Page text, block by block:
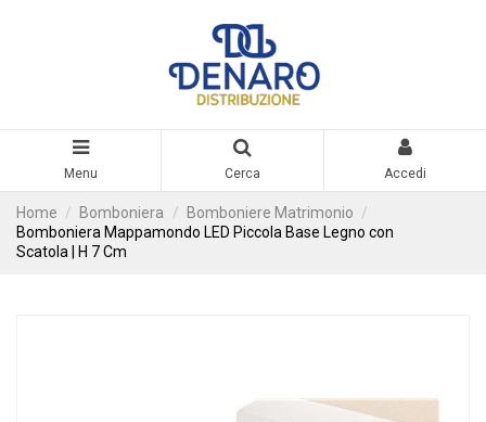
Menu Cerca Accedi
Home Bomboniera
Bomboniere Matrimonio
Bomboniera Mappamondo LED Piccola Base Legno con
Scatola | H 7 Cm